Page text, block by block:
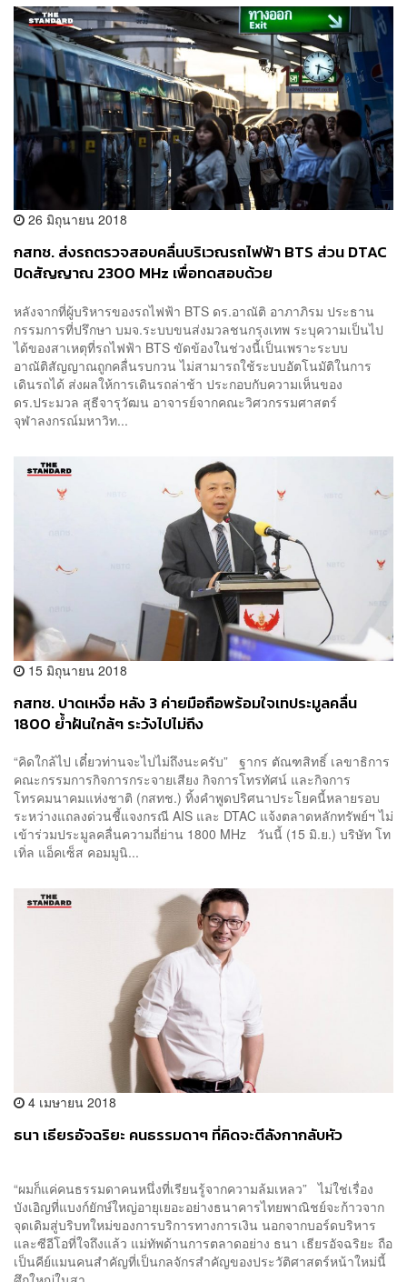
26 มิถุนายน 2018
กสทช. ส่งรถตรวจสอบคลื่นบริเวณรถไฟฟ้า BTS ส่วน DTAC
ปิดสัญญาณ 2300 MHz เพื่อทดสอบด้วย
หลังจากที่ผู้บริหารของรถไฟฟ้า BTS ดร.อาณัติ อาภาภิรม ประธาน
กรรมการที่ปรึกษา บมจ.ระบบขนส่งมวลชนกรุงเทพ ระบุความเป็นไป
ได้ของสาเหตุที่รถไฟฟ้า BTS ขัดข้องในช่วงนี้เป็นเพราะระบบ
อาณัติสัญญาณถูกคลื่นรบกวน ไม่สามารถใช้ระบบอัตโนมัติในการ
เดินรถได้ ส่งผลให้การเดินรถล่าช้า ประกอบกับความเห็นของ
ดร.ประมวล สุธีจารุวัฒน อาจารย์จากคณะวิศวกรรมศาสตร์
จุฬาลงกรณ์มหาวิท...
15 มิถุนายน 2018
กสทช. ปาดเหงื่อ หลัง 3 ค่ายมือถือพร้อมใจเทประมูลคลื่น
1800 ย้ำฝันใกล้ๆ ระวังไปไม่ถึง
“คิดใกล้ไป เดี๋ยวท่านจะไปไม่ถึงนะครับ” ฐากร ตัณฑสิทธิ์ เลขาธิการ
คณะกรรมการกิจการกระจายเสียง กิจการโทรทัศน์ และกิจการ
โทรคมนาคมแห่งชาติ (กสทช.) ทิ้งคำพูดปริศนาประโยคนี้หลายรอบ
ระหว่างแถลงด่วนชี้แจงกรณี AIS และ DTAC แจ้งตลาดหลักทรัพย์ฯ ไม่
เข้าร่วมประมูลคลื่นความถี่ย่าน 1800 MHz วันนี้ (15 มิ.ย.) บริษัท โท
เทิ่ล แอ็คเซ็ส คอมมูนิ...
4 เมษายน 2018
ธนา เธียรอัจฉริยะ คนธรรมดาๆ ที่คิดจะตีลังกากลับหัว
“ผมก็แค่คนธรรมดาคนหนึ่งที่เรียนรู้จากความล้มเหลว” ไม่ใช่เรื่อง
บังเอิญที่แบงก์ยักษ์ใหญ่อายุเยอะอย่างธนาคารไทยพาณิชย์จะก้าวจาก
จุดเดิมสู่บริบทใหม่ของการบริการทางการเงิน นอกจากบอร์ดบริหาร
และซีอีโอที่ใจถึงแล้ว แม่ทัพด้านการตลาดอย่าง ธนา เธียรอัจฉริยะ ถือ
เป็นคีย์แมนคนสำคัญที่เป็นกลจักรสำคัญของประวัติศาสตร์หน้าใหม่นี้